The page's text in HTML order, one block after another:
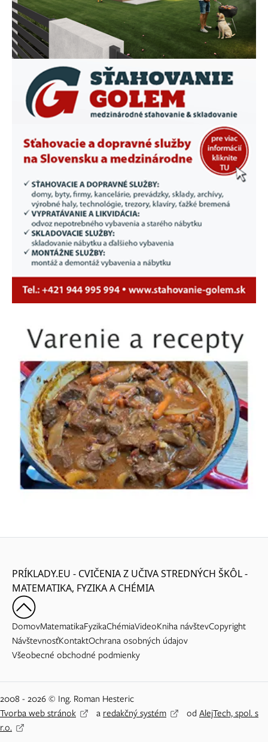
PRÍKLADY.EU - CVIČENIA Z UČIVA STREDNÝCH ŠKÔL -
MATEMATIKA, FYZIKA A CHÉMIA
DomovMatematikaFyzikaChémiaVideoKniha návštevCopyright
NávštevnosťKontaktOchrana osobných údajov
Všeobecné obchodné podmienky
2008 - 2026 © Ing. Roman Hesteric
Tvorba web stránok
a redakčný systém od AlejTech, spol. s
r.o.